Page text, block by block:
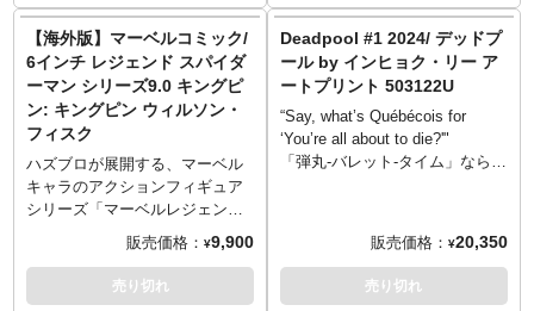
描きます。同タイミングで発表
されたプレミアムフォーマット
版ストームと並べてディスプレ
イ、夢が広がります。サイドシ
ョーによる限定アートプリン
ト、世界150枚のみです。
のアナーキーな美学に影響を受
けた「アンサンブル」。、高く
そびえる白いモヒカンと長いポ
ニーテール、タイトなパンツ、
膝丈のブーツ、クロップドトッ
プス、そして襟元にボタンや安
全ピンをあしらい、背中にスタ
ンジメイクと、彼女のスタイル
をさらに”進化”させています！
【海外版】マーベルコミック/
6インチ レジェンド スパイダ
ーマン シリーズ9.0 キングピ
ン: キングピン ウィルソン・
フィスク
ハズブロが展開する、マーベル
キャラのアクションフィギュア
シリーズ「マーベルレジェン
ド」。6インチを中心にラインナ
ップし、特に可動に特化させな
がらも、そのスタイルなどの再
限度も十分で、マーベルファン
販売価格： ¥9,900
売り切れ
Deadpool #1 2024/ デッドプ
ール by インヒョク・リー ア
ートプリント 503122U
“Say, what’s Québécois for
‘You’re all about to die?'"
「弾丸-バレット-タイム」ならぬ
た。「Regenerating
Degenerate（訳は任せます）」
は素早く刀を抜いたから。あと
販売価格： ¥20,350
売り切れ